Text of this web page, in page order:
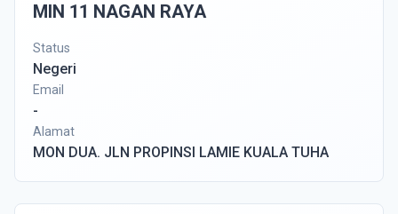
MIN 11 NAGAN RAYA
Status
Negeri
Email
-
Alamat
MON DUA. JLN PROPINSI LAMIE KUALA TUHA